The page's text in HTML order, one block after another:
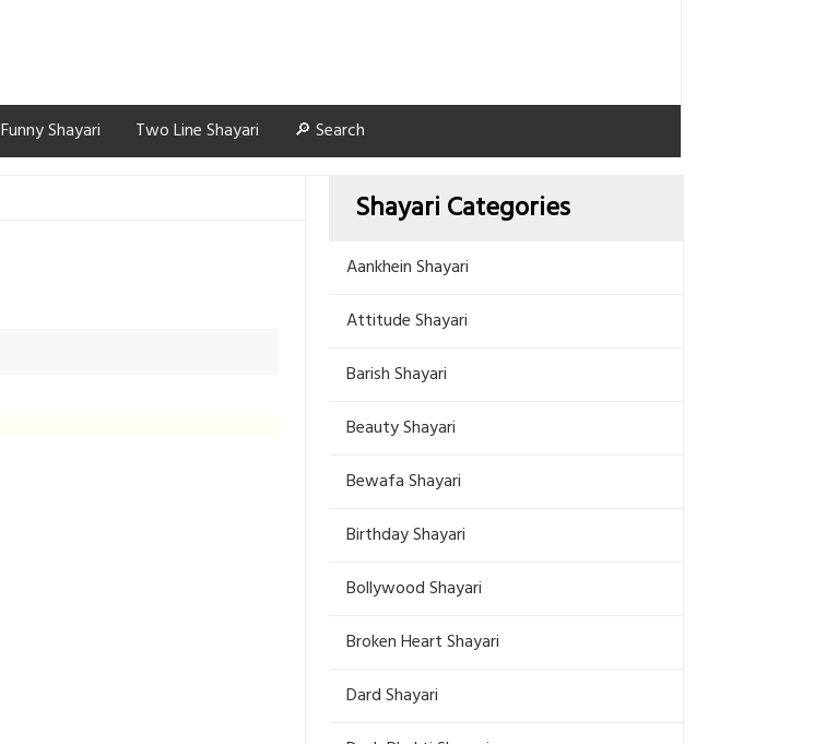
Funny Shayari Two Line Shayari 🔎 Search
Shayari Categories
Aankhein Shayari
Attitude Shayari
Barish Shayari
Beauty Shayari
Bewafa Shayari
Birthday Shayari
Bollywood Shayari
Broken Heart Shayari
Dard Shayari